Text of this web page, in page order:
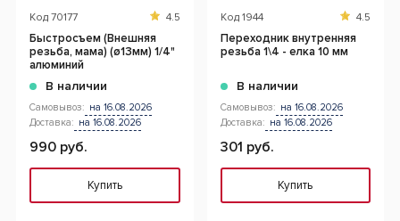
Код 70177 4.5
Быстросъем (Внешняя
резьба, мама) (ø13мм) 1/4"
алюминий
В наличии
Самовывоз: на 16.08.2026
Доставка: на 16.08.2026
990 руб.
Купить
Код 1944 4.5
Переходник внутренняя
резьба 1\4 - елка 10 мм
В наличии
Самовывоз: на 16.08.2026
Доставка: на 16.08.2026
301 руб.
Купить